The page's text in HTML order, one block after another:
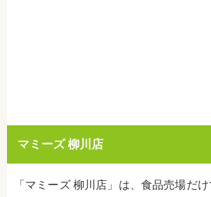
マミーズ 柳川店
「マミーズ 柳川店」は、食品売場だ